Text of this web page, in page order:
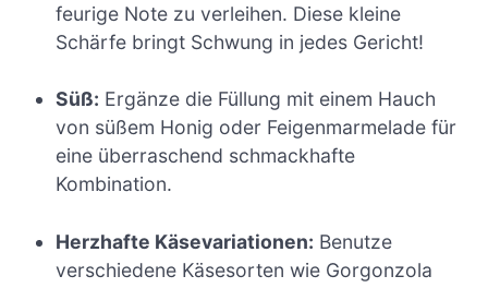
feurige Note zu verleihen. Diese kleine
Schärfe bringt Schwung in jedes Gericht!
Süß: Ergänze die Füllung mit einem Hauch
von süßem Honig oder Feigenmarmelade für
eine überraschend schmackhafte
Kombination.
Herzhafte Käsevariationen: Benutze
verschiedene Käsesorten wie Gorgonzola